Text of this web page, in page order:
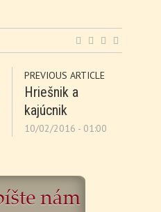
PREVIOUS ARTICLE
Hriešnik a
kajúcnik
10/02/2016 - 01:00